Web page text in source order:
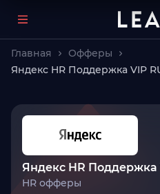
Главная
Офферы
Яндекс HR Поддержка VIP
Яндекс HR Поддержка
HR офферы